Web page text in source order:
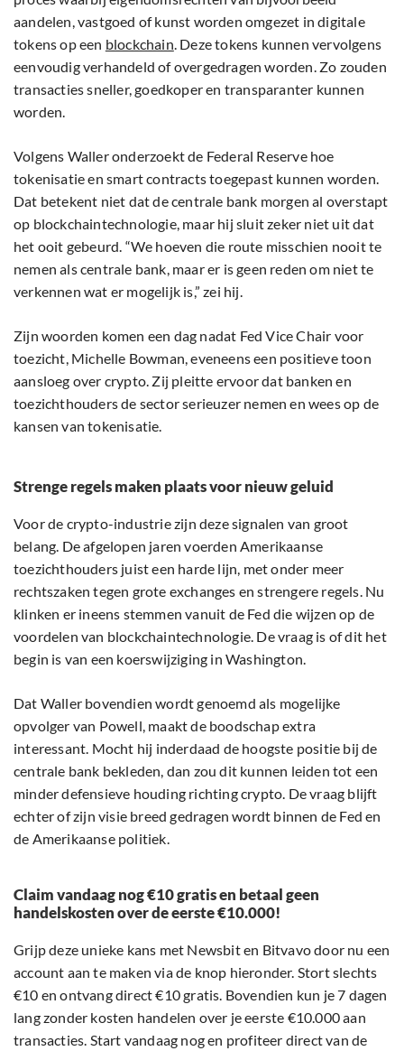
aandelen, vastgoed of kunst worden omgezet in digitale
tokens op een blockchain. Deze tokens kunnen vervolgens
eenvoudig verhandeld of overgedragen worden. Zo zouden
transacties sneller, goedkoper en transparanter kunnen
worden.
Volgens Waller onderzoekt de Federal Reserve hoe
tokenisatie en smart contracts toegepast kunnen worden.
Dat betekent niet dat de centrale bank morgen al overstapt
op blockchaintechnologie, maar hij sluit zeker niet uit dat
het ooit gebeurd. “We hoeven die route misschien nooit te
nemen als centrale bank, maar er is geen reden om niet te
verkennen wat er mogelijk is,” zei hij.
Zijn woorden komen een dag nadat Fed Vice Chair voor
toezicht, Michelle Bowman, eveneens een positieve toon
aansloeg over crypto. Zij pleitte ervoor dat banken en
toezichthouders de sector serieuzer nemen en wees op de
kansen van tokenisatie.
Strenge regels maken plaats voor nieuw geluid
Voor de crypto-industrie zijn deze signalen van groot
belang. De afgelopen jaren voerden Amerikaanse
toezichthouders juist een harde lijn, met onder meer
rechtszaken tegen grote exchanges en strengere regels. Nu
klinken er ineens stemmen vanuit de Fed die wijzen op de
voordelen van blockchaintechnologie. De vraag is of dit het
begin is van een koerswijziging in Washington.
Dat Waller bovendien wordt genoemd als mogelijke
opvolger van Powell, maakt de boodschap extra
interessant. Mocht hij inderdaad de hoogste positie bij de
centrale bank bekleden, dan zou dit kunnen leiden tot een
minder defensieve houding richting crypto. De vraag blijft
echter of zijn visie breed gedragen wordt binnen de Fed en
de Amerikaanse politiek.
Claim vandaag nog €10 gratis en betaal geen
handelskosten over de eerste €10.000!
Grijp deze unieke kans met Newsbit en Bitvavo door nu een
account aan te maken via de knop hieronder. Stort slechts
€10 en ontvang direct €10 gratis. Bovendien kun je 7 dagen
lang zonder kosten handelen over je eerste €10.000 aan
transacties. Start vandaag nog en profiteer direct van de